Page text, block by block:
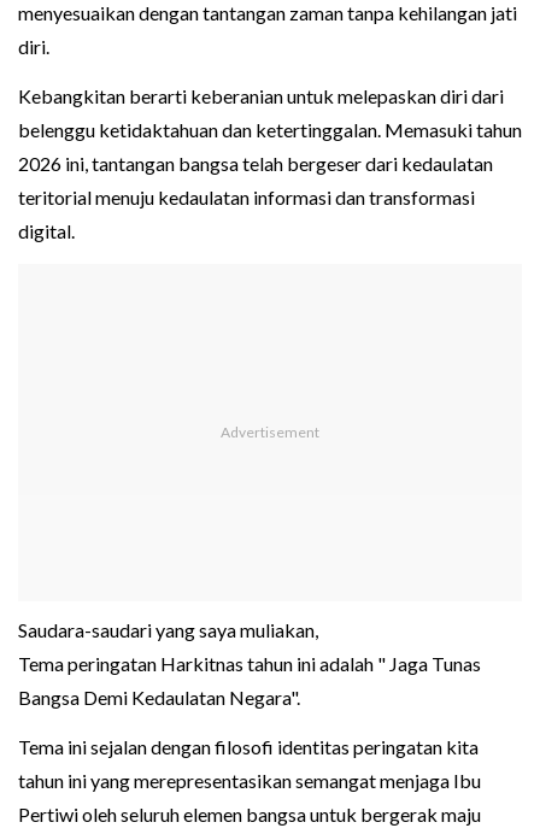
menyesuaikan dengan tantangan zaman tanpa kehilangan jati
diri.
Kebangkitan berarti keberanian untuk melepaskan diri dari
belenggu ketidaktahuan dan ketertinggalan. Memasuki tahun
2026 ini, tantangan bangsa telah bergeser dari kedaulatan
teritorial menuju kedaulatan informasi dan transformasi
digital.
Saudara-saudari yang saya muliakan,
Tema peringatan Harkitnas tahun ini adalah " Jaga Tunas
Bangsa Demi Kedaulatan Negara".
Tema ini sejalan dengan filosofi identitas peringatan kita
tahun ini yang merepresentasikan semangat menjaga Ibu
Pertiwi oleh seluruh elemen bangsa untuk bergerak maju